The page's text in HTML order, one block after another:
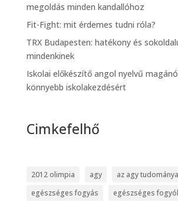
megoldás minden kandallóhoz
Fit-Fight: mit érdemes tudni róla?
TRX Budapesten: hatékony és
mindenkinek
Iskolai előkészítő angol nyelvű
könnyebb iskolakezdésért
Cimkefelhő
2012 olimpia agy
az agy tudománya
egészséges fogyás
egészséges